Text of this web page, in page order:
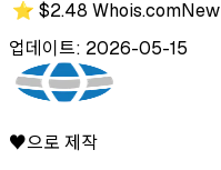
⭐ $2.48 Whois.comNew
업데이트: 2026-05-15
♥으로 제작